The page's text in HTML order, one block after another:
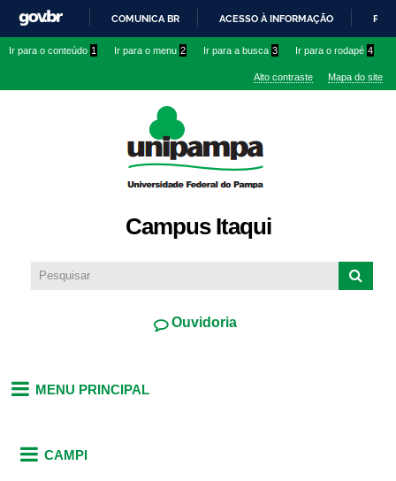
conteúdo
IR
O
COMUNICA BR ACESSO À INFORMAÇÃO
Ir para o conteúdo 1 Ir para o menu 2 Ir para a busca 3 Ir para o rodapé 4
Alto contraste Mapa do site
Campus Itaqui
Ouvidoria
MENU PRINCIPAL
CAMPI